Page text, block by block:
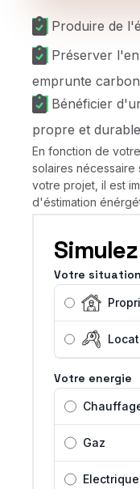
Produire de
Préserver
emprunte
Bénéficier
propre et durable
En fonction de
solaires nécessaire
votre projet, il est
d'éstimation
Votre situation
Votre energie
Gaz
Electrique